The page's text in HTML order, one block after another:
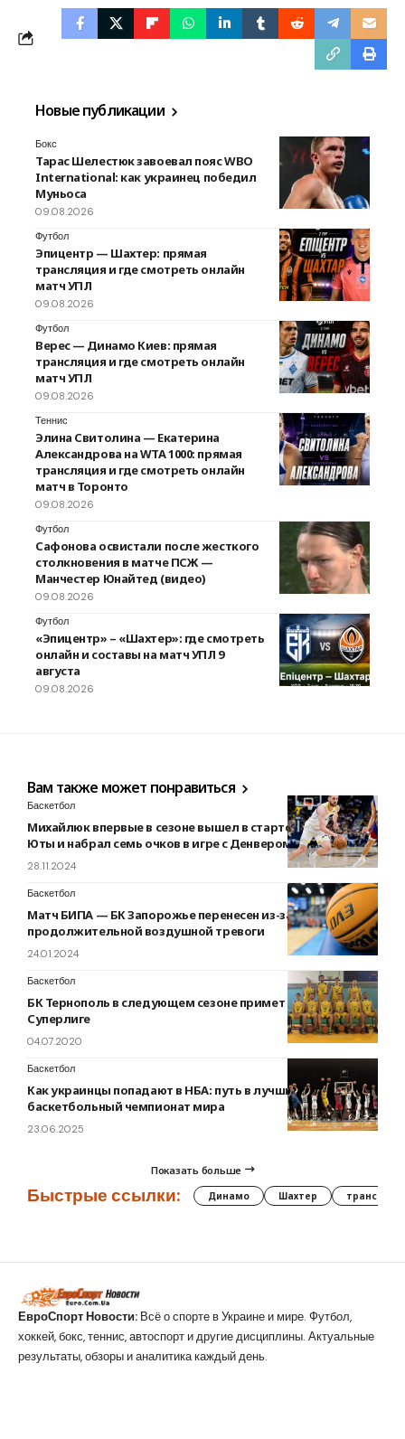
Новые публикации
Бокс
Тарас Шелестюк завоевал пояс WBO
International: как украинец победил
Муньоса
09.08.2026
Футбол
Эпицентр — Шахтер: прямая
трансляция и где смотреть онлайн
матч УПЛ
09.08.2026
Футбол
Верес — Динамо Киев: прямая
трансляция и где смотреть онлайн
матч УПЛ
09.08.2026
Теннис
Элина Свитолина — Екатерина
Александрова на WTA 1000: прямая
трансляция и где смотреть онлайн
матч в Торонто
09.08.2026
Футбол
Сафонова освистали после жесткого
столкновения в матче ПСЖ —
Манчестер Юнайтед (видео)
09.08.2026
Футбол
«Эпицентр» – «Шахтер»: где смотреть
онлайн и составы на матч УПЛ 9
августа
09.08.2026
Вам также может понравиться
Баскетбол
Михайлюк впервые в сезоне вышел в стартовом составе
Юты и набрал семь очков в игре с Денвером
28.11.2024
Баскетбол
Матч БИПА — БК Запорожье перенесен из-за
продолжительной воздушной тревоги
24.01.2024
Баскетбол
БК Тернополь в следующем сезоне примет участие в
Суперлиге
04.07.2020
Баскетбол
Как украинцы попадают в НБА: путь в лучший
баскетбольный чемпионат мира
23.06.2025
Показать больше
Быстрые ссылки: Динамо Шахтер трансферы
ЕвроСпорт Новости: Всё о спорте в Украине и мире. Футбол,
хоккей, бокс, теннис, автоспорт и другие дисциплины. Актуальные
результаты, обзоры и аналитика каждый день.